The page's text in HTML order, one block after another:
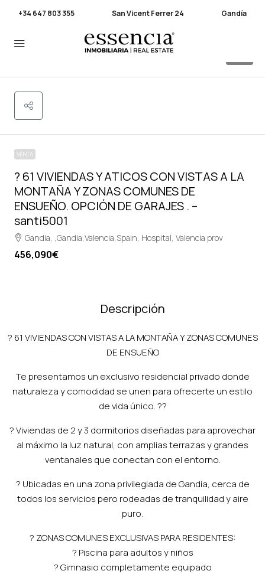
+34 647 803 355 San Vicent Ferrer 24 Gandía
VENTA
? 61 VIVIENDAS Y ATICOS CON VISTAS A LA
MONTAÑA Y ZONAS COMUNES DE
ENSUEÑO. OPCIÓN DE GARAJES . –
santi5001
Gandia, ,Gandia,Valencia,Spain, Hospital, Valencia prov
456,090€
Descripción
? 61 VIVIENDAS CON VISTAS A LA MONTAÑA Y ZONAS COMUNES
DE ENSUEÑO
Te presentamos un exclusivo residencial privado donde
naturaleza y comodidad se unen para ofrecerte un estilo
de vida único. ??️
? Viviendas de 2 y 3 dormitorios diseñadas para aprovechar
al máximo la luz natural, con amplias terrazas y grandes
ventanales que conectan con el entorno.
? Ubicadas en una zona privilegiada de Gandía, cerca de
todos los servicios pero rodeadas de tranquilidad y aire
puro.
? ZONAS COMUNES EXCLUSIVAS PARA RESIDENTES:
? Piscina para adultos y niños
?️ Gimnasio completamente equipado